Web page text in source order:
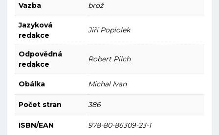
Vazba brož
Jazyková
redakce
Jiří Popiolek
Odpovědná
redakce
Robert Pilch
Obálka Michal Ivan
Počet stran 386
ISBN/EAN 978-80-86309-23-1